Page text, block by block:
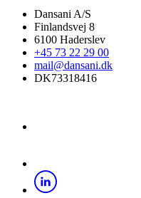
Dansani A/S
Finlandsvej 8
6100 Haderslev
+45 73 22 29 00
mail@dansani.dk
DK73318416